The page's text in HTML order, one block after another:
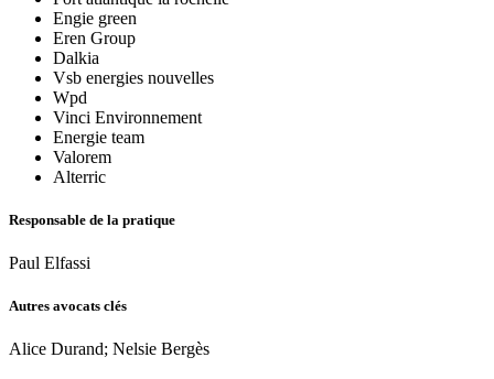
Engie green
Eren Group
Dalkia
Vsb energies nouvelles
Wpd
Vinci Environnement
Energie team
Valorem
Alterric
Responsable de la pratique
Paul Elfassi
Autres avocats clés
Alice Durand; Nelsie Bergès